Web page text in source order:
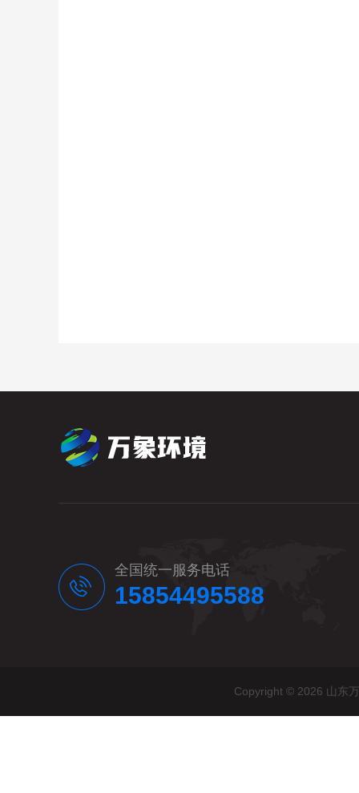
全国统一服务电话
15854495588
Copyright © 2026 山东